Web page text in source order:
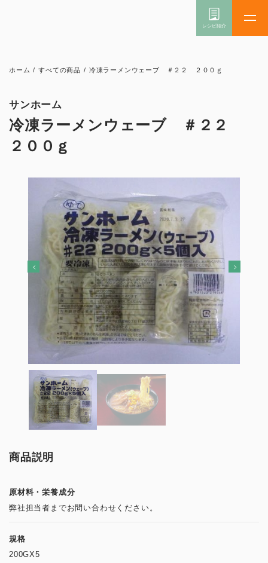
ホーム / すべての商品 / 冷凍ラーメンウェーブ ＃２２ ２００ｇ
サンホーム
冷凍ラーメンウェーブ ＃２２
２００ｇ
商品説明
原材料・栄養成分
弊社担当者までお問い合わせください。
規格
200GX5